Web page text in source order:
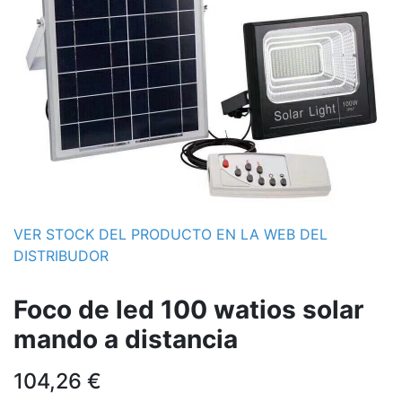
VER STOCK DEL PRODUCTO EN LA WEB DEL
DISTRIBUDOR
Foco de led 100 watios solar
mando a distancia
104,26 €